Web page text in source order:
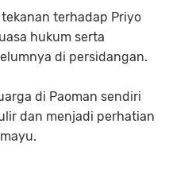
terhadap Priyo
hukum serta
di persidangan.
di Paoman sendiri
dan menjadi perhatian